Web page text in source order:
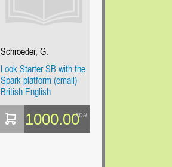
Schroeder, G.
Look Starter SB with the
Spark platform (email)
British English
1000.00грн